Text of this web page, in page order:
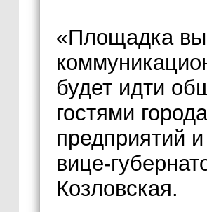
«Площадка
будет идти
гостями
предприятий
вице-
Козловская.